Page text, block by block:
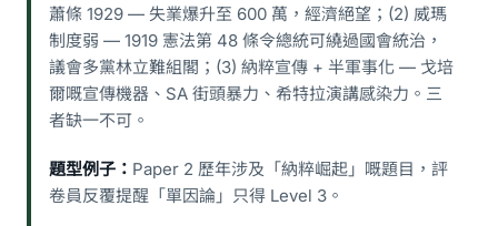
蕭條 1929 — 失業爆升至 600 萬，經濟絕望；(2) 威瑪
制度弱 — 1919 憲法第 48 條令總統可繞過國會統治，
議會多黨林立難組閣；(3) 納粹宣傳 + 半軍事化 — 戈培
爾嘅宣傳機器、SA 街頭暴力、希特拉演講感染力。三
者缺一不可。
題型例子： Paper 2 歷年涉及「納粹崛起」嘅題目，評
卷員反覆提醒「單因論」只得 Level 3。